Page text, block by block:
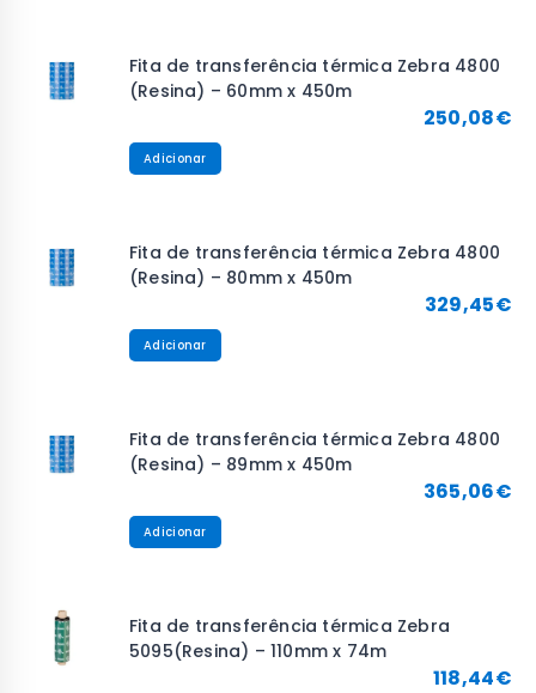
Fita de transferência térmica Zebra 4800
(Resina) – 60mm x 450m
250,08€
Adicionar
Fita de transferência térmica Zebra 4800
(Resina) – 80mm x 450m
329,45€
Adicionar
Fita de transferência térmica Zebra 4800
(Resina) – 89mm x 450m
365,06€
Adicionar
Fita de transferência térmica Zebra
5095(Resina) – 110mm x 74m
118,44€